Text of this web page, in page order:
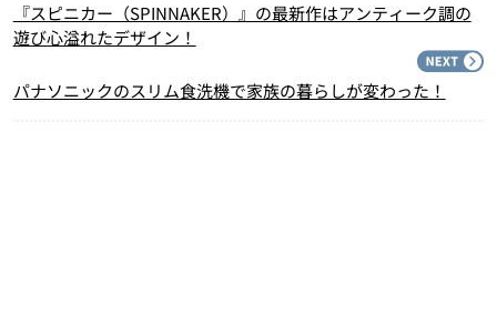
『スピニカー（SPINNAKER）』の最新作はアンティーク調の
遊び心溢れたデザイン！
パナソニックのスリム食洗機で家族の暮らしが変わった！